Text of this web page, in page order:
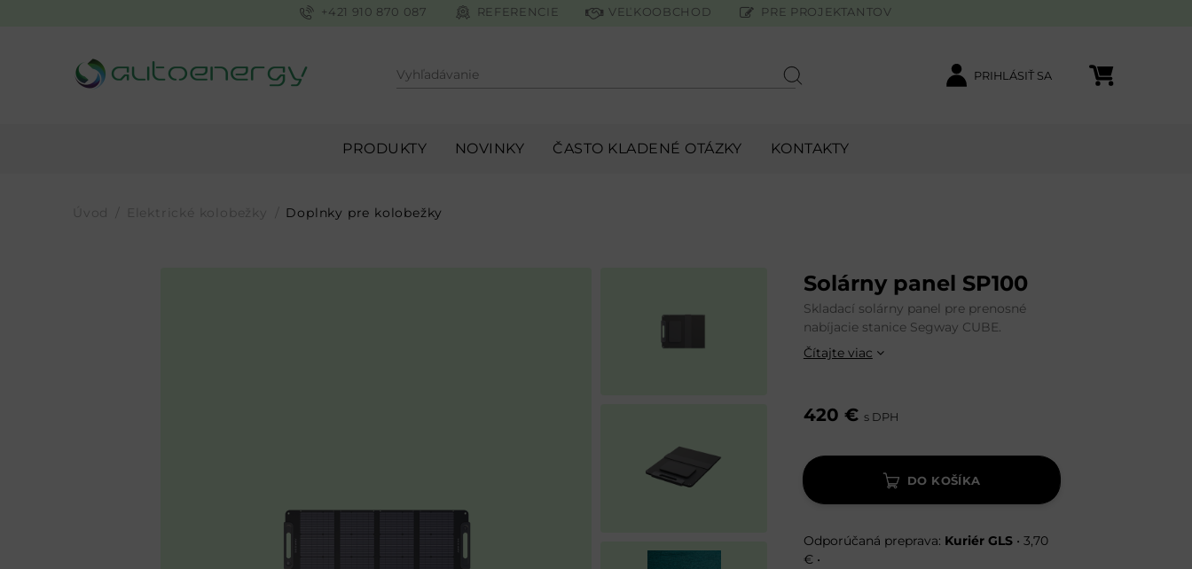
Vyhľadávanie
PRIHLÁSIŤ SA
Nákupný košík
+421 910 870 087 REFERENCIE VEĽKOOBCHOD PRE PROJEKTANTOV
PRODUKTY NOVINKY ČASTO KLADENÉ OTÁZKY KONTAKTY
Úvod Elektrické kolobežky Doplnky pre kolobežky
Solárny panel SP100
Skladací solárny panel pre prenosné
nabíjacie stanice Segway CUBE.
Čítajte viac
420 € s DPH
DO KOŠÍKA
Kuriér GLS• 3,70
€ •